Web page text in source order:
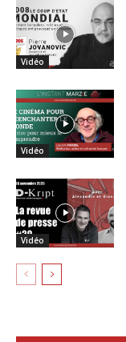
Vidéo
Vidéo
Vidéo